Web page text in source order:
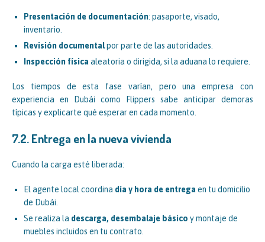
Presentación de documentación: pasaporte, visado,
inventario.
Revisión documentalpor parte de las autoridades.
Inspección física aleatoria o dirigida, si la aduana lo requiere.
Los tiempos de esta fase varían, pero una empresa con
experiencia en Dubái como Flippers sabe anticipar demoras
típicas y explicarte qué esperar en cada momento.
7.2. Entrega en la nueva vivienda
Cuando la carga esté liberada:
El agente local coordina día y hora de entrega en tu domicilio
de Dubái.
Se realiza la descarga, desembalaje básico y montaje de
muebles incluidos en tu contrato.